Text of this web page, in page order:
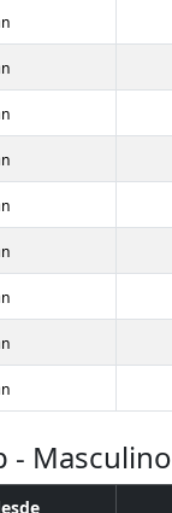
- Masculino